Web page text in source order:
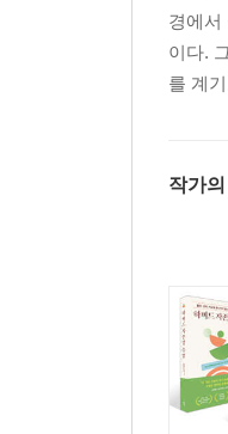
경에서
이다.
를 계
작가